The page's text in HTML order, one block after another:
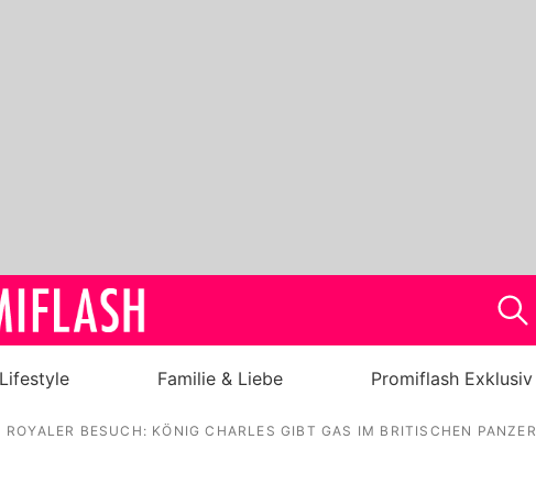
Lifestyle Familie & Liebe Promiflash Exklusiv
ROYALER BESUCH: KÖNIG CHARLES GIBT GAS IM BRITISCHEN PANZER